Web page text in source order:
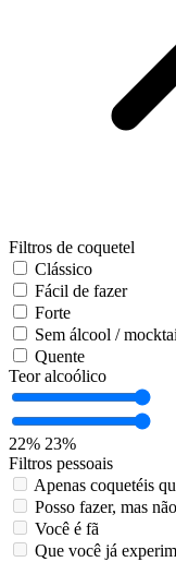
Filtros de coquetel
Clássico
Fácil de fazer
Forte
Sem álcool /
Quente
Teor alcoólico
22% 23%
Filtros pessoais
Apenas coquetéis
Posso fazer, mas
Você é fã
Que você já